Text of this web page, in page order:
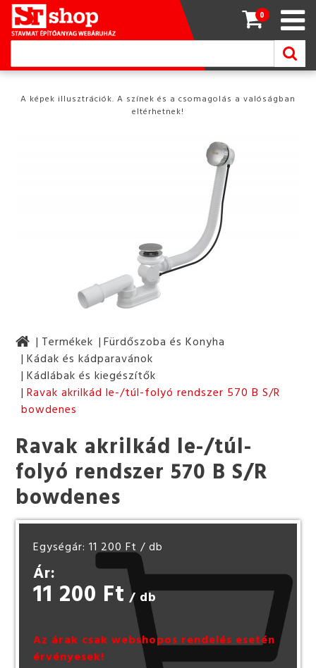
0
A képek illusztrációk. A színek és a csomagolás a valóságban
eltérhetnek!
Termékek
Fürdőszoba és Konyha
Kádak és kádparavánok
Kádlábak és kiegészítők
Ravak akrilkád le-/túl-folyó rendszer 570 B S/R
bowdenes
Ravak akrilkád le-/túl-
folyó rendszer 570 B S/R
bowdenes
Egységár: 11 200 Ft / db
Ár:
11 200 Ft / db
Az árak csak webshopos rendelés esetén
érvényesek!